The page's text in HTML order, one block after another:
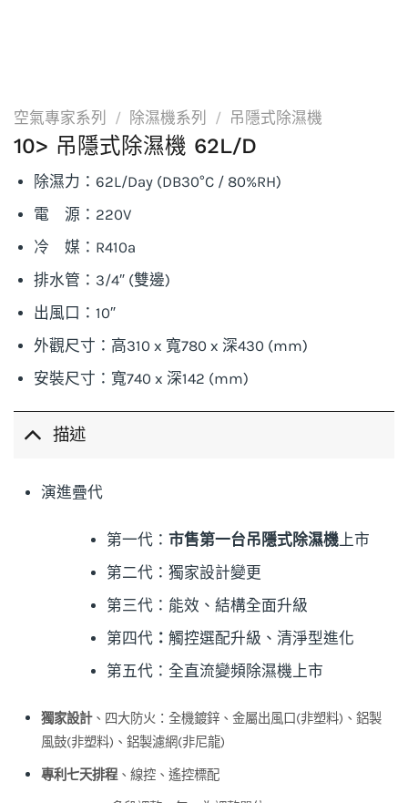
空氣專家系列 / 除濕機系列 / 吊隱式除濕機
10> 吊隱式除濕機 62L/D
除濕力：62L/Day (DB30°C / 80%RH)
電 源：220V
冷 媒：R410a
排水管：3/4″ (雙邊)
出風口：10″
外觀尺寸：高310 x 寬780 x 深430 (mm)
安裝尺寸：寬740 x 深142 (mm)
描述
演進疊代
第一代：市售第一台吊隱式除濕機 上市
第二代：獨家設計變更
第三代：能效、結構全面升級
第四代 ：觸控選配升級、清淨型進化
第五代：全直流變頻除濕機上市
獨家設計、四大防火：全機鍍鋅、金屬出風口(非塑料)、鋁製
風鼓(非塑料)、鋁製濾網(非尼龍)
專利七天排程、線控、遙控標配